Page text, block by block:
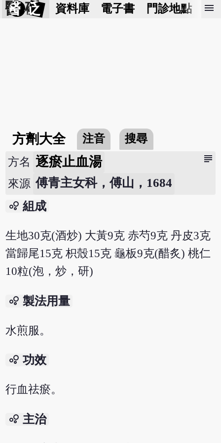
醫 砭 資料庫 電子書 門診地點 預
menu
方劑大全 注音 搜尋
subject
方名 逐瘀止血湯
來源 傅青主女科，傅山，1684
bubble_chart 組成
生地30克(酒炒) 大黃9克 赤芍9克 丹皮3克
當歸尾15克 枳殼15克 龜板9克(醋炙) 桃仁
10粒(泡，炒，研)
bubble_chart 製法用量
水煎服。
bubble_chart 功效
行血祛瘀。
bubble_chart 主治